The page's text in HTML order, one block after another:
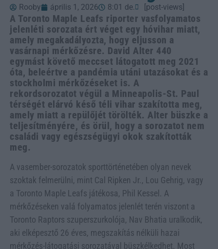
Rooby április 1, 2026 8:01 de. [post-views]
A Toronto Maple Leafs riporter vasfolyamatos
jelenléti sorozata ért véget egy hóvihar miatt,
amely megakadályozta, hogy eljusson a
vasárnapi mérkőzésre. David Alter 440
egymást követő meccset látogatott meg 2021
óta, beleértve a pandémia utáni utazásokat és a
stockholmi mérkőzéseket is. A
rekordsorozatot végül a Minneapolis-St. Paul
térségét elárvó késő téli vihar szakította meg,
amely miatt a repülőjét törölték. Alter büszke a
teljesítményére, és örül, hogy a sorozatot nem
családi vagy egészségügyi okok szakították
meg.
A vasember-sorozatok sporttörténetében olyan nevek
szoktak felmerülni, mint Cal Ripken Jr., Lou Gehrig, vagy
a Toronto Maple Leafs játékosa, Phil Kessel. A
mérkőzéseken valá folyamatos jelenlét terén viszont a
Toronto Raptors szuperszurkolója, Nav Bhatia uralkodik,
aki elképesztő 26 éves, megszakítás nélküli hazai
mérkőzés-látogatási sorozatával büszkélkedhet. Most